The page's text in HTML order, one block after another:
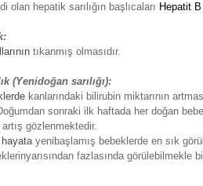
olan hepatik sarılığın başlıcaları Hepatit B
:
tıkanmış olmasıdır.
(Yenidoğan sarılığı):
kanlarındaki bilirubin miktarının
sonraki ilk haftadaher doğan
gözlenmektedir.
hayata yeni başlamış bebeklerde en sık
yarısından fazlasında görülebilmekle